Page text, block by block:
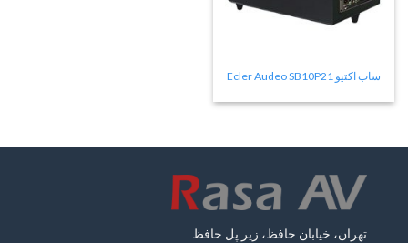
ساب اکتیو Ecler Audeo SB10P21
تهران، خیابان حافظ، زیر پل حافظ